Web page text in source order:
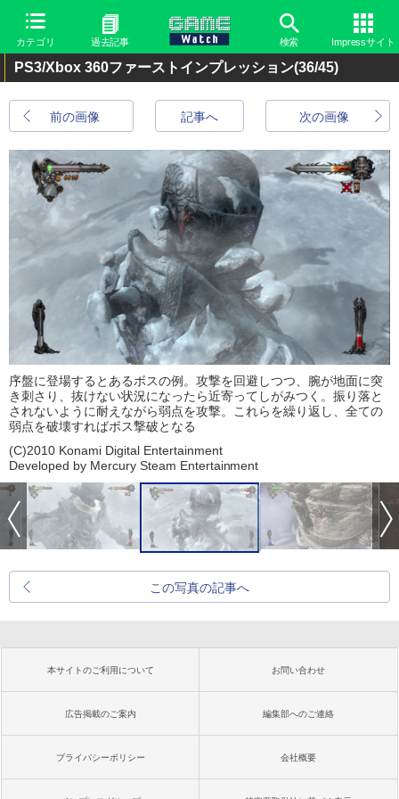
カテゴリ 過去記事 検索 Impressサイト
PS3/Xbox 360ファーストインプレッション(36/45)
前の画像 次の画像
記事へ
序盤に登場するとあるボスの例。攻撃を回避しつつ、腕が地面に突
き刺さり、抜けない状況になったら近寄ってしがみつく。振り落と
されないように耐えながら弱点を攻撃。これらを繰り返し、全ての
弱点を破壊すればボス撃破となる
(C)2010 Konami Digital Entertainment
Developed by Mercury Steam Entertainment
この写真の記事へ
本サイトのご利用について お問い合わせ
広告掲載のご案内 編集部へのご連絡
プライバシーポリシー 会社概要